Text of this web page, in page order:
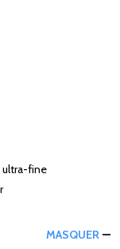
ultra-fine
MASQUER